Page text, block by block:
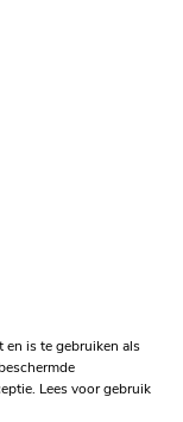
en is te gebruiken als
Lees voor gebruik